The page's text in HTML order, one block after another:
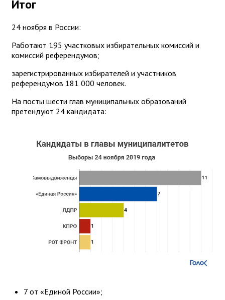
Итог
24 ноября в России:
Работают 195 участковых избирательных комиссий и
комиссий референдумов;
зарегистрированных избирателей и участников
референдумов 181 000 человек.
На посты шести глав муниципальных образований
претендуют 24 кандидата:
7 от «Единой России»;